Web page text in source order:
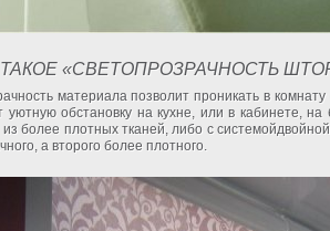
«СВЕТОПРОЗРАЧНОСТЬ
материала позволит проникать в
обстановку на кухне, или в кабинете,
более плотных тканей, либо с
а второго более плотного.